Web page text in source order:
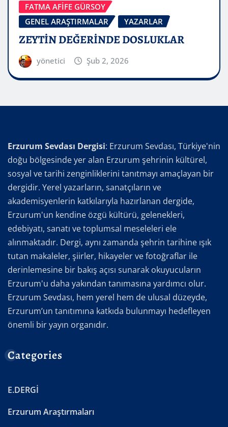
FATMA AFİFE GÜRSOY
GENEL ARAŞTIRMALAR
YAZARLAR
ZEYTİN DEĞERİNDE DOSLUKLAR
yönetici Şub 2, 2026
Erzurum Sevdası Dergisi: Erzurum Sevdası, Türkiye'nin
doğu bölgesinde yer alan Erzurum şehrinin kültürel,
sosyal ve tarihi zenginliklerini tanıtmayı amaçlayan bir
dergidir. Yerel yazarların, sanatçıların ve
akademisyenlerin katkılarıyla hazırlanan dergide,
Erzurum'un kendine özgü kültürü, gelenekleri,
edebiyatı, sanatı ve toplumsal meseleleri ele
alınmaktadır. Dergi, aynı zamanda şehrin tarihine ışık
tutan makaleler, şiirler, hikayeler ve fotoğraflar ile
derinlemesine bir bakış açısı sunarak okuyucuların
Erzurum'u daha yakından tanımasına yardımcı olur.
Erzurum Sevdası, hem yerel hem de ulusal düzeyde,
Erzurum’un tanıtımına katkıda bulunmayı hedefleyen
önemli bir yayın organıdır.
Categories
E.DERGİ
Erzurum Araştırmaları